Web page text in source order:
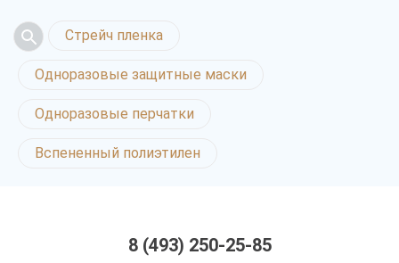
Стрейч пленка
Одноразовые защитные маски
Одноразовые перчатки
Вспененный полиэтилен
8 (493) 250-25-85